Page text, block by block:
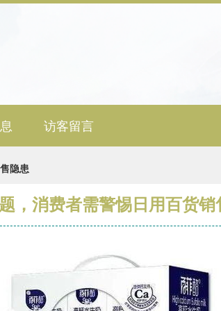
访客留言
隐患
，消费者需警惕日用百货销